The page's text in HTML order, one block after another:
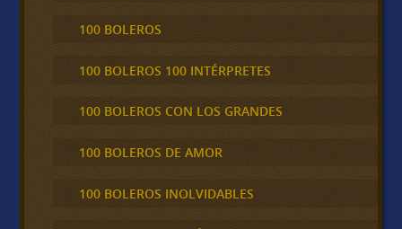
100 BOLEROS
100 BOLEROS 100 INTÉRPRETES
100 BOLEROS CON LOS GRANDES
100 BOLEROS DE AMOR
100 BOLEROS INOLVIDABLES